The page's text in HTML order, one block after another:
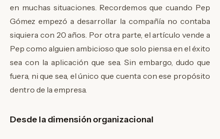
en muchas situaciones. Recordemos que cuando Pep
Gómez empezó a desarrollar la compañía no contaba
siquiera con 20 años. Por otra parte, el artículo vende a
Pep como alguien ambicioso que solo piensa en el éxito
sea con la aplicación que sea. Sin embargo, dudo que
fuera, ni que sea, el único que cuenta con ese propósito
dentro de la empresa.
Desde la dimensión organizacional